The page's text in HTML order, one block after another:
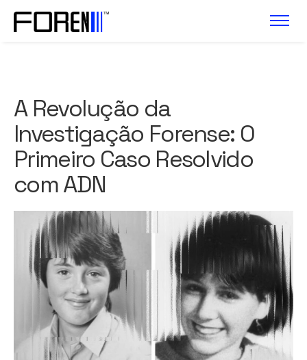
A Revolução da
Investigação Forense: O
Primeiro Caso Resolvido
com ADN